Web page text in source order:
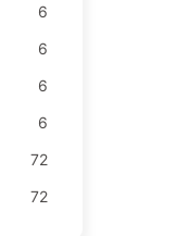
6
6
6
6
72
72